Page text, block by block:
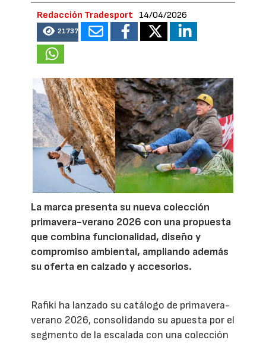
Redacción Tradesport 14/04/2026
21737
La marca presenta su nueva colección
primavera-verano 2026 con una propuesta
que combina funcionalidad, diseño y
compromiso ambiental, ampliando además
su oferta en calzado y accesorios.
Rafiki ha lanzado su catálogo de primavera-
verano 2026, consolidando su apuesta por el
segmento de la escalada con una colección